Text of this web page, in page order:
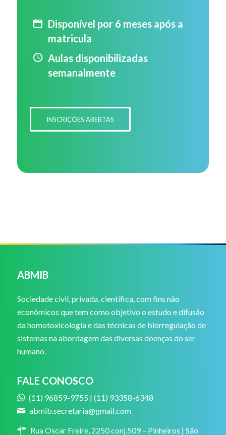
Disponível por 6 meses após a
matricula
Aulas disponibilizadas
semanalmente
INSCRIÇÕES ABERTAS
ABMIB
Sociedade civil, privada, científica, com fins não
econômicos que tem como objetivo o estudo e difusão
da homotoxicologia e das técnicas de biorregulação de
sistemas na abordagem das diversas doenças do ser
humano.
FALE CONOSCO
(11) 96859-9755 | (11) 93358-6348
abmib.secretaria@gmail.com
Rua Oscar Freire, 2250 conj.509 – Pinheiros | São